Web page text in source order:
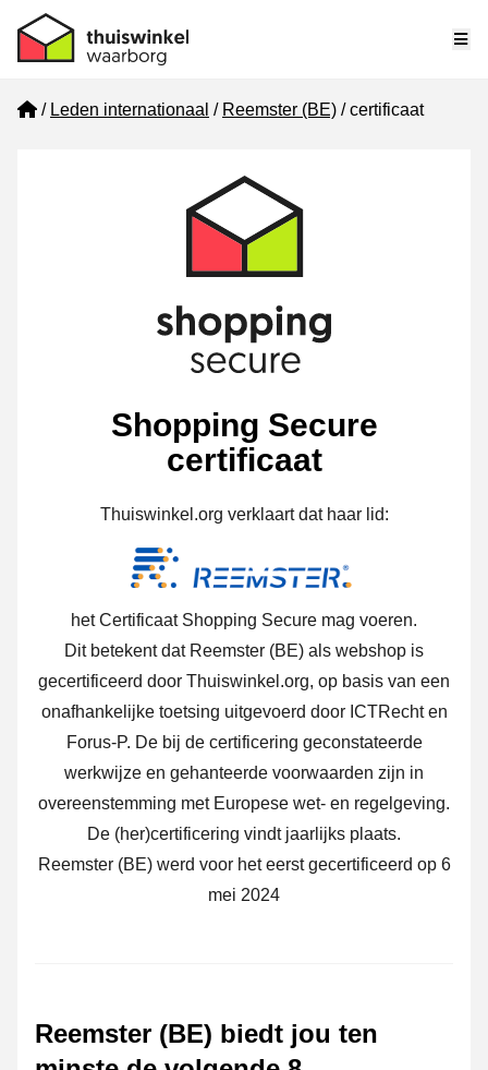
Home
Leden internationaal Reemster (BE) certificaat
Shopping Secure
certificaat
Thuiswinkel.org verklaart dat haar lid:
het Certificaat Shopping Secure mag voeren.
Dit betekent dat Reemster (BE) als webshop is
gecertificeerd door Thuiswinkel.org, op basis van een
onafhankelijke toetsing uitgevoerd door ICTRecht en
Forus-P. De bij de certificering geconstateerde
werkwijze en gehanteerde voorwaarden zijn in
overeenstemming met Europese wet- en regelgeving.
De (her)certificering vindt jaarlijks plaats.
Reemster (BE) werd voor het eerst gecertificeerd op 6
mei 2024
Reemster (BE) biedt jou ten